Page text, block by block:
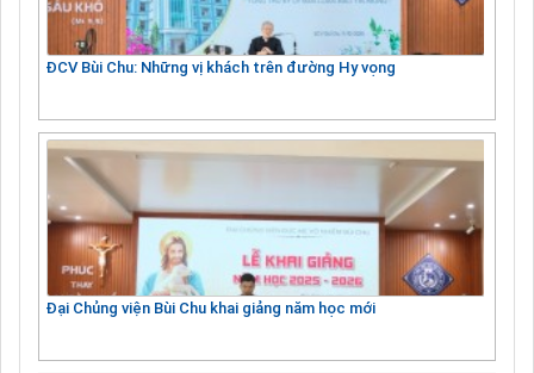
ĐCV Bùi Chu: Những vị khách trên đường Hy vọng
Đại Chủng viện Bùi Chu khai giảng năm học mới